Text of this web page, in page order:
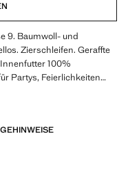
9. Baumwoll- und
Zierschleifen. Geraffte
100%
Partys, Feierlichkeiten